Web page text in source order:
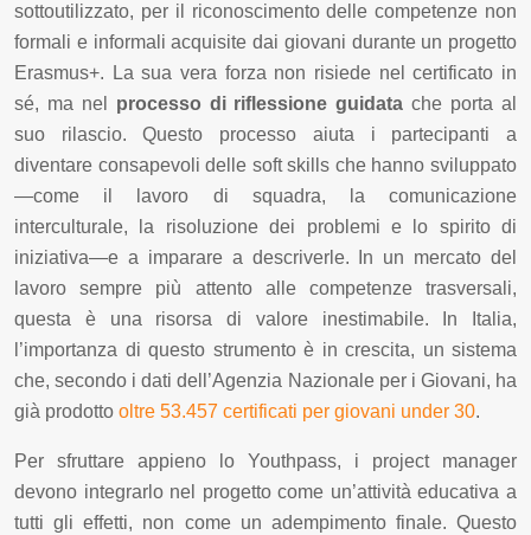
sottoutilizzato, per il riconoscimento delle competenze non
formali e informali acquisite dai giovani durante un progetto
Erasmus+. La sua vera forza non risiede nel certificato in
sé, ma nel processo di riflessione guidata che porta al
suo rilascio. Questo processo aiuta i partecipanti a
diventare consapevoli delle soft skills che hanno sviluppato
—come il lavoro di squadra, la comunicazione
interculturale, la risoluzione dei problemi e lo spirito di
iniziativa—e a imparare a descriverle. In un mercato del
lavoro sempre più attento alle competenze trasversali,
questa è una risorsa di valore inestimabile. In Italia,
l’importanza di questo strumento è in crescita, un sistema
che, secondo i dati dell’Agenzia Nazionale per i Giovani, ha
già prodotto oltre 53.457 certificati per giovani under 30.
Per sfruttare appieno lo Youthpass, i project manager
devono integrarlo nel progetto come un’attività educativa a
tutti gli effetti, non come un adempimento finale. Questo